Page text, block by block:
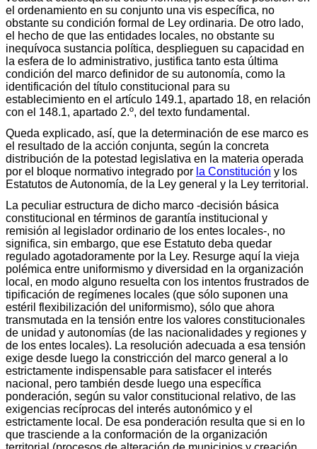
el ordenamiento en su conjunto una vis específica, no
obstante su condición formal de Ley ordinaria. De otro lado,
el hecho de que las entidades locales, no obstante su
inequívoca sustancia política, desplieguen su capacidad en
la esfera de lo administrativo, justifica tanto esta última
condición del marco definidor de su autonomía, como la
identificación del título constitucional para su
establecimiento en el artículo 149.1, apartado 18, en relación
con el 148.1, apartado 2.º, del texto fundamental.
Queda explicado, así, que la determinación de ese marco es
el resultado de la acción conjunta, según la concreta
distribución de la potestad legislativa en la materia operada
por el bloque normativo integrado por la Constitución y los
Estatutos de Autonomía, de la Ley general y la Ley territorial.
La peculiar estructura de dicho marco -decisión básica
constitucional en términos de garantía institucional y
remisión al legislador ordinario de los entes locales-, no
significa, sin embargo, que ese Estatuto deba quedar
regulado agotadoramente por la Ley. Resurge aquí la vieja
polémica entre uniformismo y diversidad en la organización
local, en modo alguno resuelta con los intentos frustrados de
tipificación de regímenes locales (que sólo suponen una
estéril flexibilización del uniformismo), sólo que ahora
transmutada en la tensión entre los valores constitucionales
de unidad y autonomías (de las nacionalidades y regiones y
de los entes locales). La resolución adecuada a esa tensión
exige desde luego la constricción del marco general a lo
estrictamente indispensable para satisfacer el interés
nacional, pero también desde luego una específica
ponderación, según su valor constitucional relativo, de las
exigencias recíprocas del interés autonómico y el
estrictamente local. De esa ponderación resulta que si en lo
que trasciende a la conformación de la organización